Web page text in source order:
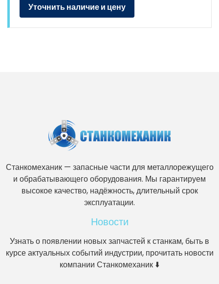
Уточнить наличие и цену
Станкомеханик — запасные части для металлорежущего
и обрабатывающего оборудования. Мы гарантируем
высокое качество, надёжность, длительный срок
эксплуатации.
Новости
Узнать о появлении новых запчастей к станкам, быть в
курсе актуальных событий индустрии, прочитать новости
компании Станкомеханик ⬇️